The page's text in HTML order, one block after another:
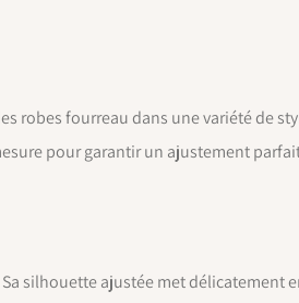
robes fourreau dans une variété de
pour garantir un ajustement
silhouette ajustée met délicatement